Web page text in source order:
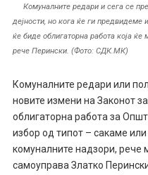
Комуналните редари и сега се
дејности, но кога ќе ги предвидеме
ќе биде облигаторна работа која
рече Перински. (Фото: СДК.МК)
Комуналните редари или
новите измени на Законот
облигаторна работа за
избор од типот – сакаме
комуналните надзори, рече
самоуправа Златко